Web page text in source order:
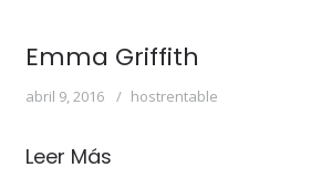
Emma Griffith
abril 9, 2016 hostrentable
Leer Más